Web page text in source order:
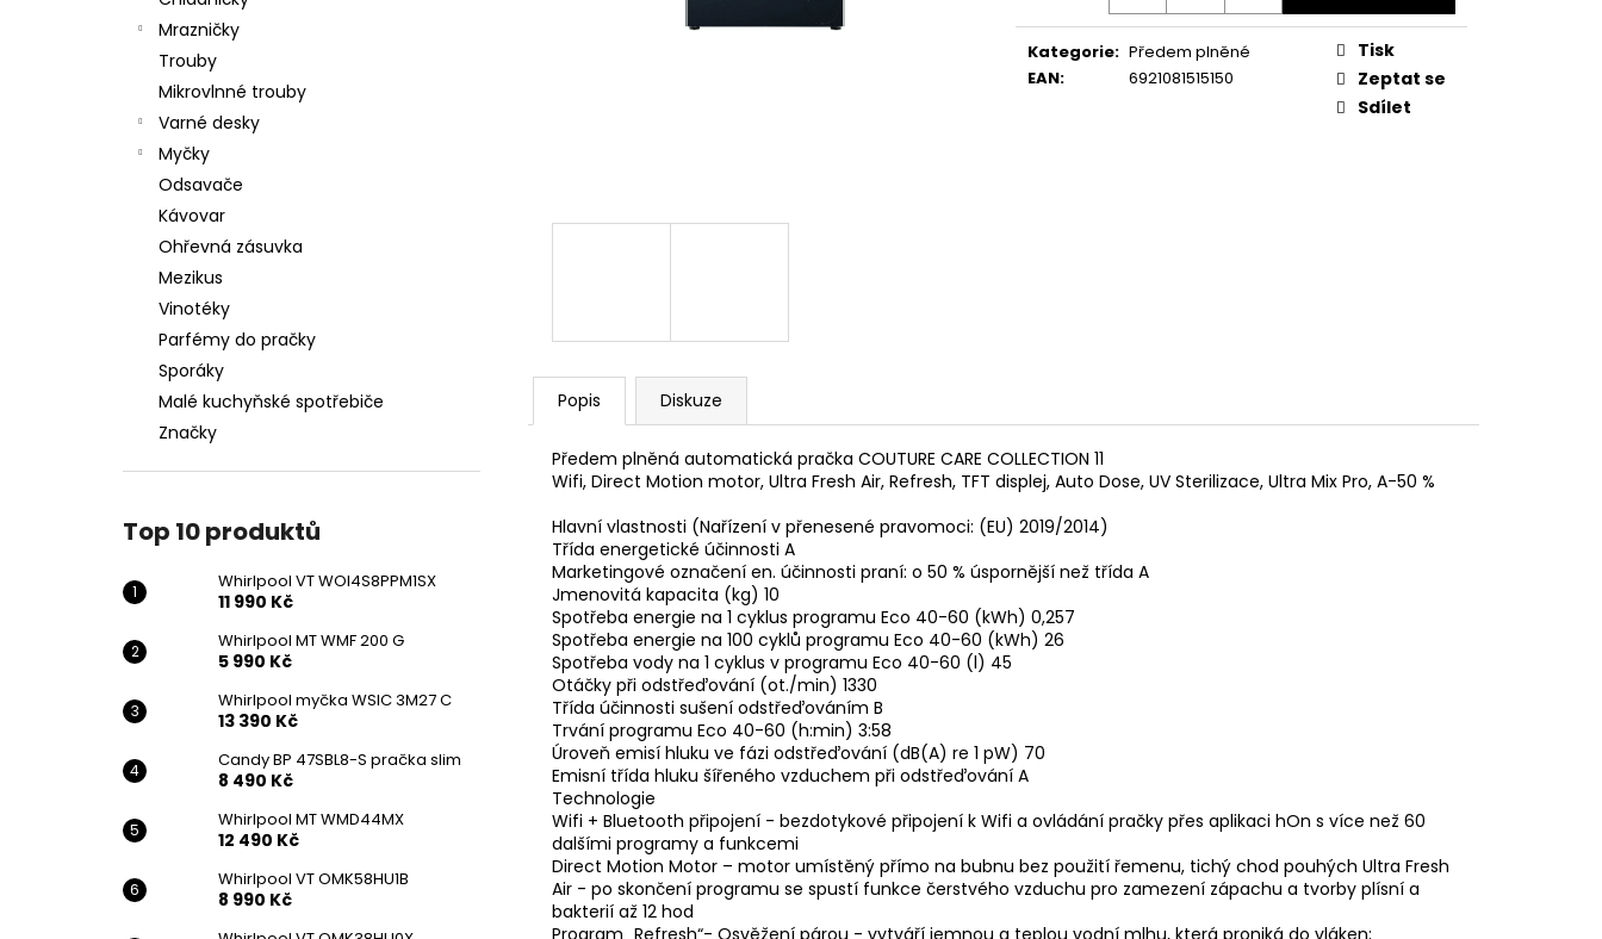
Mrazničky
Trouby
Mikrovlnné trouby
Varné desky
Myčky
Odsavače
Kávovar
Ohřevná zásuvka
Mezikus
Vinotéky
Parfémy do pračky
Sporáky
Malé kuchyňské spotřebiče
Značky
Top 10 produktů
Whirlpool VT WOI4S8PPM1SX
11 990 Kč
Whirlpool MT WMF 200 G
5 990 Kč
Whirlpool myčka WSIC 3M27 C
13 390 Kč
Candy BP 47SBL8-S pračka slim
8 490 Kč
Whirlpool MT WMD44MX
12 490 Kč
Whirlpool VT OMK58HU1B
8 990 Kč
Kategorie: Předem plněné
EAN: 6921081515150
Tisk
Zeptat se
Sdílet
Popis Diskuze
Předem plněná automatická pračka COUTURE CARE COLLECTION 11
Wifi, Direct Motion motor, Ultra Fresh Air, Refresh, TFT displej, Auto Dose, UV Sterilizace, Ultra Mix Pro, A-50 %
Hlavní vlastnosti (Nařízení v přenesené pravomoci: (EU) 2019/2014)
Třída energetické účinnosti A
Marketingové označení en. účinnosti praní: o 50 % úspornější než třída A
Jmenovitá kapacita (kg) 10
Spotřeba energie na 1 cyklus programu Eco 40-60 (kWh) 0,257
Spotřeba energie na 100 cyklů programu Eco 40-60 (kWh) 26
Spotřeba vody na 1 cyklus v programu Eco 40-60 (l) 45
Otáčky při odstřeďování (ot./min) 1330
Třída účinnosti sušení odstřeďováním B
Trvání programu Eco 40-60 (h:min) 3:58
Úroveň emisí hluku ve fázi odstřeďování (dB(A) re 1 pW) 70
Emisní třída hluku šířeného vzduchem při odstřeďování A
Technologie
Wifi + Bluetooth připojení - bezdotykové připojení k Wifi a ovládání pračky přes aplikaci hOn s více než 60
dalšími programy a funkcemi
Direct Motion Motor – motor umístěný přímo na bubnu bez použití řemenu, tichý chod pouhých Ultra Fresh
Air - po skončení programu se spustí funkce čerstvého vzduchu pro zamezení zápachu a tvorby plísní a
bakterií až 12 hod
Program „Refresh“- Osvěžení párou - vytváří jemnou a teplou vodní mlhu, která proniká do vláken;
WHIRLPOOL VT WOI4S8PPM1SX
11 990 Kč